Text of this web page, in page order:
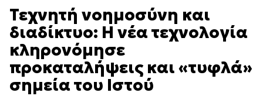
Τεχνητή νοημοσύνη και
διαδίκτυο: Η νέα τεχνολογία
κληρονόμησε
προκαταλήψεις και «τυφλά»
σημεία του Ιστού